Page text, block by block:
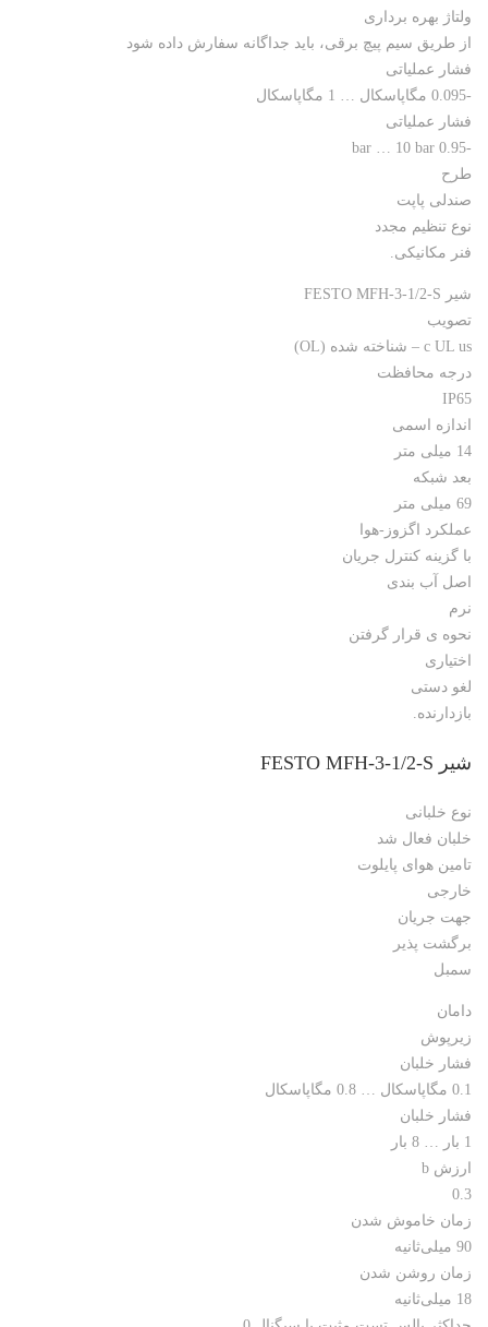
ولتاژ بهره برداری
از طریق سیم پیچ برقی، باید جداگانه سفارش داده شود
فشار عملیاتی
-0.095 مگاپاسکال … 1 مگاپاسکال
فشار عملیاتی
-0.95 bar … 10 bar
طرح
صندلی پاپت
نوع تنظیم مجدد
فنر مکانیکی.
شیر FESTO MFH-3-1/2-S
تصویب
c UL us – شناخته شده (OL)
درجه محافظت
IP65
اندازه اسمی
14 میلی متر
بعد شبکه
69 میلی متر
عملکرد اگزوز-هوا
با گزینه کنترل جریان
اصل آب بندی
نرم
نحوه ی قرار گرفتن
اختیاری
لغو دستی
بازدارنده.
شیر FESTO MFH-3-1/2-S
نوع خلبانی
خلبان فعال شد
تامین هوای پایلوت
خارجی
جهت جریان
برگشت پذیر
سمبل
دامان
زیرپوش
فشار خلبان
0.1 مگاپاسکال … 0.8 مگاپاسکال
فشار خلبان
1 بار … 8 بار
ارزش b
0.3
زمان خاموش شدن
90 میلی‌ثانیه
زمان روشن شدن
18 میلی‌ثانیه